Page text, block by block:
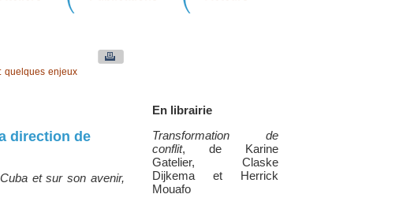
En librairie
Transformation de
conflit, de Karine
Gatelier, Claske
Dijkema et Herrick
Mouafo
quelques enjeux
direction de
et sur son avenir,